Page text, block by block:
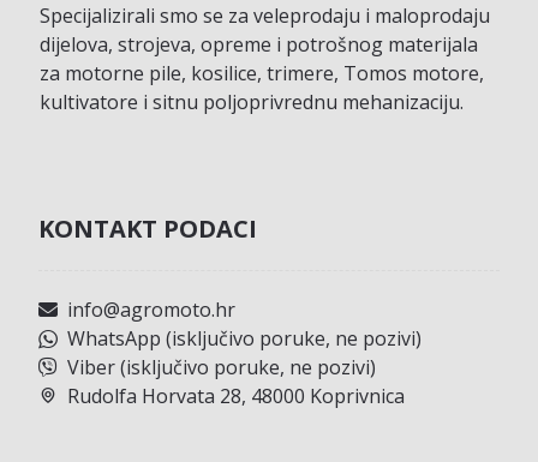
Specijalizirali smo se za veleprodaju i maloprodaju
dijelova, strojeva, opreme i potrošnog materijala
za motorne pile, kosilice, trimere, Tomos motore,
kultivatore i sitnu poljoprivrednu mehanizaciju.
KONTAKT PODACI
info@agromoto.hr
WhatsApp (isključivo poruke, ne pozivi)
Viber (isključivo poruke, ne pozivi)
Rudolfa Horvata 28, 48000 Koprivnica